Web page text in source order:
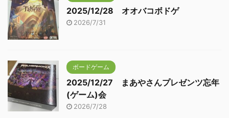
2025/12/28 オオバコボドゲ
2026/7/31
ボードゲーム
2025/12/27 まあやさんプレゼンツ忘年
(ゲーム)会
2026/7/28